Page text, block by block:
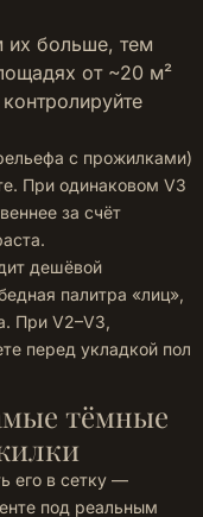
их больше, тем
от ~20 м²
с прожилками)
При одинаковом V3
за счёт
дешёвой
палитра «лиц»,
При V2–V3,
перед укладкой пол
тёмные
его в сетку —
под реальным